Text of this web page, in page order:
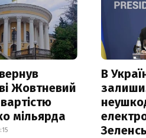
Жовтневий
мільярда
В